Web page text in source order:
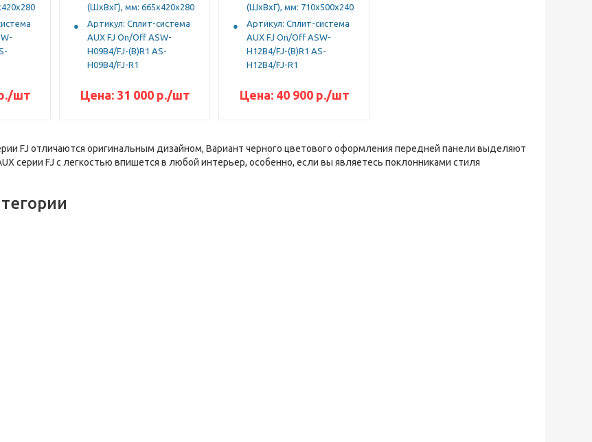
/шт
(ШхВхГ), мм: 665x420x280
Артикул: Cплит-система
AUX FJ On/Off ASW-
H09B4/FJ-(B)R1 AS-
H09B4/FJ-R1
Цена: 31 000р./шт
(ШхВхГ), мм: 710x500x240
Артикул: Cплит-система
AUX FJ On/Off ASW-
H12B4/FJ-(B)R1 AS-
H12B4/FJ-R1
Цена: 40 900р./шт
FJ отличаются оригинальным дизайном, Вариант черного цветового оформления передней панели выделяют
серии FJ с легкостью впишется в любой интерьер, особенно, если вы являетесь поклонниками стиля